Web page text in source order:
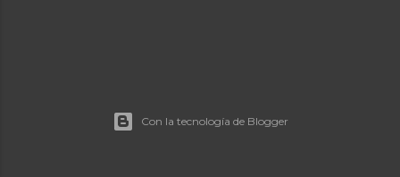
Con la tecnología de Blogger